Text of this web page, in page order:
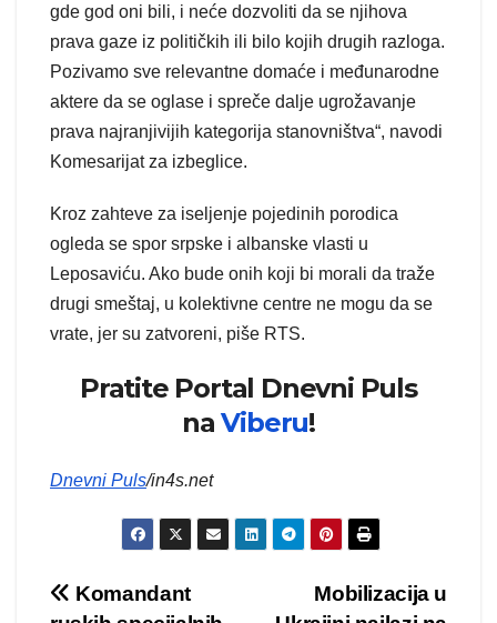
gde god oni bili, i neće dozvoliti da se njihova
prava gaze iz političkih ili bilo kojih drugih razloga.
Pozivamo sve relevantne domaće i međunarodne
aktere da se oglase i spreče dalje ugrožavanje
prava najranjivijih kategorija stanovništva“, navodi
Komesarijat za izbeglice.
Kroz zahteve za iseljenje pojedinih porodica
ogleda se spor srpske i albanske vlasti u
Leposaviću. Ako bude onih koji bi morali da traže
drugi smeštaj, u kolektivne centre ne mogu da se
vrate, jer su zatvoreni, piše RTS.
Pratite Portal Dnevni Puls
naViberu!
Dnevni Puls/in4s.net
Kretanje
Mobilizacija u
Komandant